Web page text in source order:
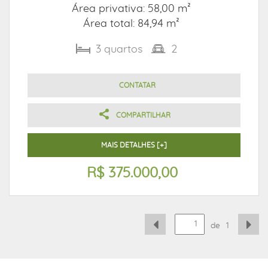
Área privativa: 58,00 m²
Área total: 84,94 m²
3 quartos 2
CONTATAR
COMPARTILHAR
MAIS DETALHES [+]
R$ 375.000,00
de 1